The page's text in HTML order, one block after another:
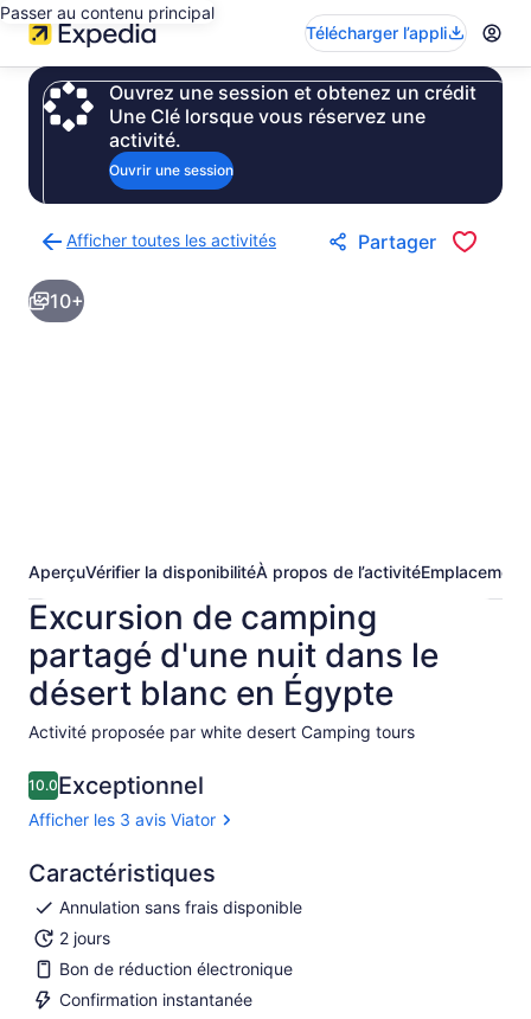
Passer au contenu principal
Télécharger l’appli
Ouvrez une session et obtenez un crédit
Une Clé lorsque vous réservez une
activité.
Ouvrir une session
Afficher toutes les activités
à
la
page
Partager
10+
AperçuVérifier la disponibilitéÀ propos de l’activitéEmplacement
Excursion de camping
partagé d'une nuit dans le
désert blanc en Égypte
Activité proposée par white desert Camping tours
10.010.0 sur 10
Exceptionnel
Afficher les 3 avis Viator
Caractéristiques
Annulation sans frais disponible
2 jours
Bon de réduction électronique
Confirmation instantanée